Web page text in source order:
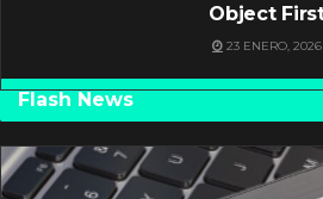
Object
23 ENERO, 2026
Flash News